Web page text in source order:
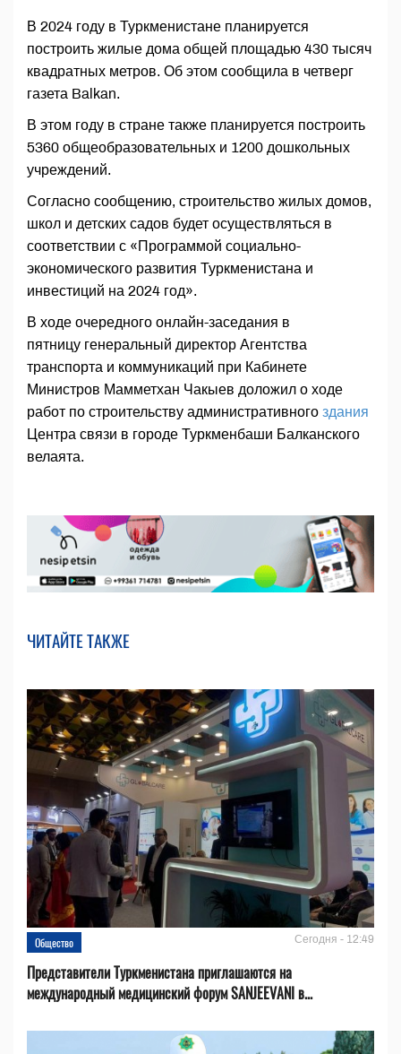
В 2024 году в Туркменистане планируется
построить жилые дома общей площадью 430 тысяч
квадратных метров. Об этом сообщила в четверг
газета Balkan.
В этом году в стране также планируется построить
5360 общеобразовательных и 1200 дошкольных
учреждений.
Согласно сообщению, строительство жилых домов,
школ и детских садов будет осуществляться в
соответствии с «Программой социально-
экономического развития Туркменистана и
инвестиций на 2024 год».
В ходе очередного онлайн-заседания в
пятницу генеральный директор ­Агентства
транспорта и коммуникаций при Кабинете
Министров Мамметхан Чакыев доложил о ходе
работ по строительству административного здания
Центра связи в городе Туркменбаши Балканского
велаята.
ЧИТАЙТЕ ТАКЖЕ
Общество Сегодня - 12:49
Представители Туркменистана приглашаются на
международный медицинский форум SANJEEVANI в...